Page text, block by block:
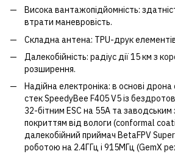
Висока вантажопідйомність:
втрати маневровість.
Складна антена: TPU-друк
Далекобійність: радіус дії 15 км з
розширення.
Надійна електроніка: в основі
стек SpeedyBee F405 V5 із
32-бітним ESC на 55А та
покриттям від вологи (conformal
далекобійний приймач BetaFPV
роботою на 2.4ГГц і 915МГц (GemX